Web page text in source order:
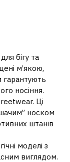
бігу та
м’якою,
носіння.
Ці
носком
штанів
моделі з
виглядом.